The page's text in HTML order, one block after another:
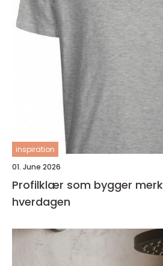
inspiration
01. June 2026
Profilklær som bygger
hverdagen